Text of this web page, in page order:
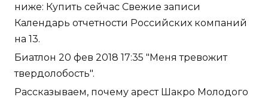
ниже: Купить сейчас Свежие записи
Календарь отчетности Российских компаний
на 13.
Биатлон 20 фев 2018 17:35 "Меня тревожит
твердолобость".
Рассказываем, почему арест Шакро Молодого